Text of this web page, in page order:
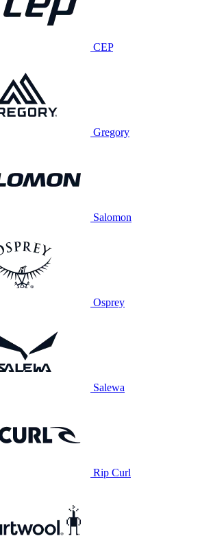
CEP
Gregory
Salomon
Osprey
Salewa
Rip Curl